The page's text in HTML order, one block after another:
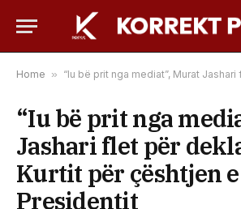
Home » “Iu bë prit nga mediat”, Murat Jashari flet për deklaratat e
“Iu bë prit nga
Jashari flet për
Kurtit për çështjen e
Presidentit